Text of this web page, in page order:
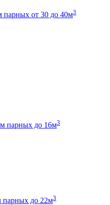
парных от 30 до 40м3
парных до 16м3
парных до 22м3